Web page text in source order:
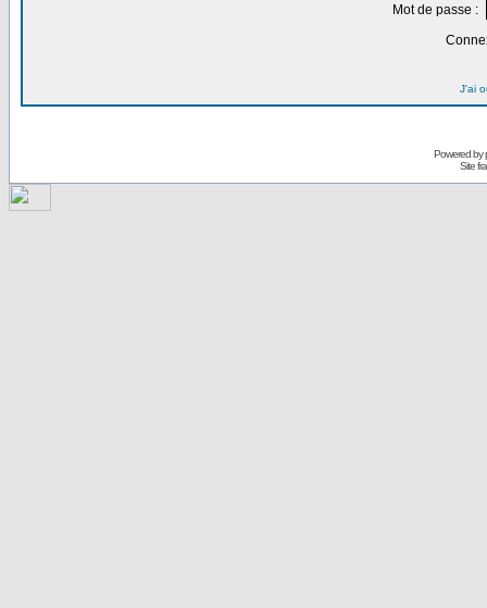
Mot de passe :
J'ai
Powered by
Site